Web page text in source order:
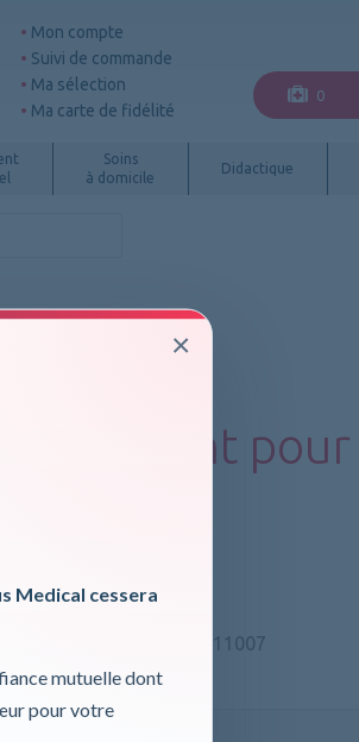
×
Medical cessera
mutuelle dont
pour votre
Mon compte
Suivi de commande
Ma sélection
Ma carte de fidélité
0
Soins
à domicile
Didactique
pour
remplacement pour WA.211007
cliquer ici